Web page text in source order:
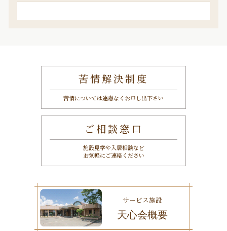
苦情解決制度
苦情については遠慮なくお申し出下さい
ご相談窓口
施設見学や入居相談など
お気軽にご連絡ください
サービス施設
天心会概要